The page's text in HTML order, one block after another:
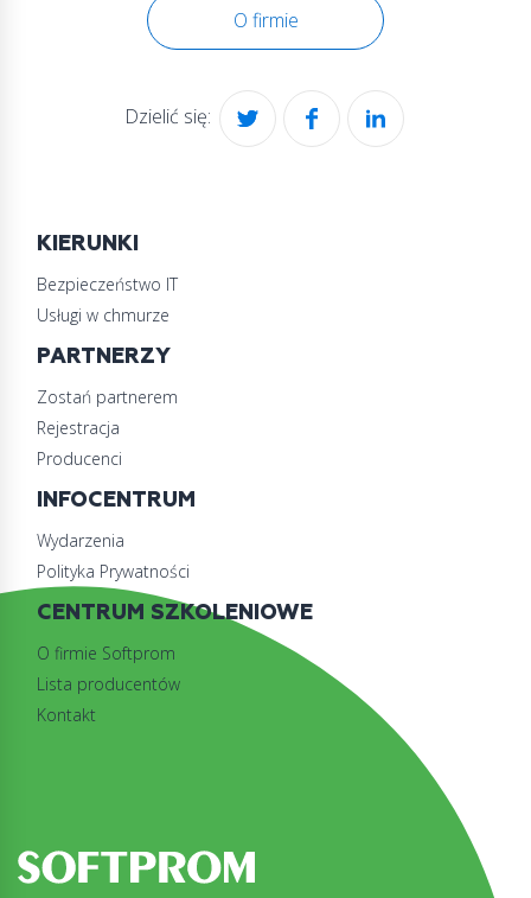
O firmie
Dzielić się:
KIERUNKI
Bezpieczeństwo IT
Usługi w chmurze
PARTNERZY
Zostań partnerem
Rejestracja
Producenci
INFOCENTRUM
Wydarzenia
Polityka Prywatności
CENTRUM SZKOLENIOWE
O firmie Softprom
Lista producentów
Kontakt